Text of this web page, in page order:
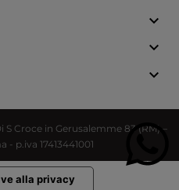



Croce in Gerusalemme 83 (RM) –
p.iva 17413441001
alla privacy